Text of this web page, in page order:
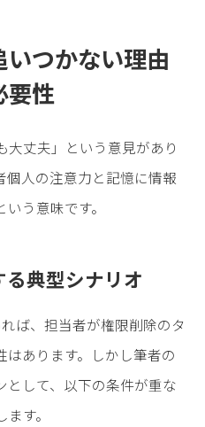
つかない理由
要性
大丈夫」という意見があり
個人の注意力と記憶に情報
う意味です。
典型シナリオ
ば、担当者が権限削除のタ
はあります。しかし筆者の
として、以下の条件が重な
す。